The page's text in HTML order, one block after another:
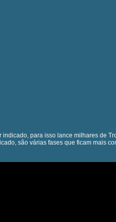
para isso lance milhares de
são várias fases que ficam mais